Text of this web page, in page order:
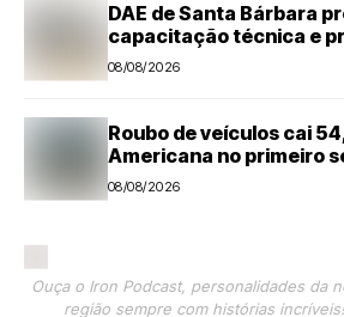
DAE de Santa Bárbara
capacitação técnica e
anual de mais de R$ 300
08/08/2026
Roubo de veículos cai
Americana no primeiro
08/08/2026
Ouça o Iron Podcast, personalidades da
região sempre com histórias incríveis!